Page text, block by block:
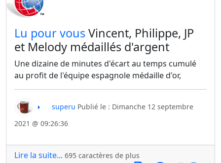
​Lu pour vousVincent, Philippe, JP
et Melody médaillés d'argent
Une dizaine de minutes d'écart au temps cumulé
au profit de l'équipe espagnole médaille d'or,
superu Publié le : Dimanche 12 septembre
2021 @ 09:26:36
Lire la suite... 695 caractères de plus